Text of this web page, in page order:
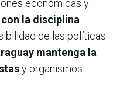
económicas y
la disciplina
de las políticas
mantenga la
y organismos